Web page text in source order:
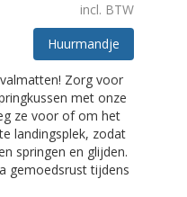
incl. BTW
Huurmandje
Zorg voor
met onze
ze voor of om het
landingsplek, zodat
springen en glijden.
gemoedsrust tijdens